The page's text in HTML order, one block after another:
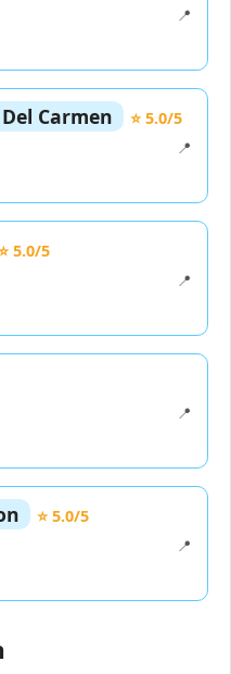
📍
Carmen
⭐ 5.0/5
📍
5.0/5
📍
📍
⭐ 5.0/5
📍